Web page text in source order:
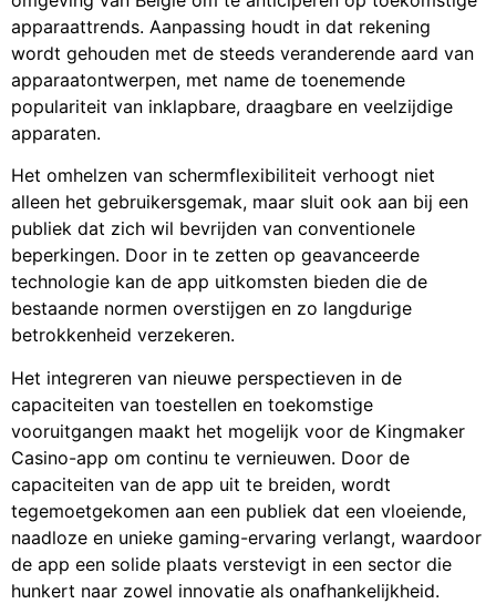
apparaattrends. Aanpassing houdt in dat rekening
wordt gehouden met de steeds veranderende aard van
apparaatontwerpen, met name de toenemende
populariteit van inklapbare, draagbare en veelzijdige
apparaten.
Het omhelzen van schermflexibiliteit verhoogt niet
alleen het gebruikersgemak, maar sluit ook aan bij een
publiek dat zich wil bevrijden van conventionele
beperkingen. Door in te zetten op geavanceerde
technologie kan de app uitkomsten bieden die de
bestaande normen overstijgen en zo langdurige
betrokkenheid verzekeren.
Het integreren van nieuwe perspectieven in de
capaciteiten van toestellen en toekomstige
vooruitgangen maakt het mogelijk voor de Kingmaker
Casino-app om continu te vernieuwen. Door de
capaciteiten van de app uit te breiden, wordt
tegemoetgekomen aan een publiek dat een vloeiende,
naadloze en unieke gaming-ervaring verlangt, waardoor
de app een solide plaats verstevigt in een sector die
hunkert naar zowel innovatie als onafhankelijkheid.